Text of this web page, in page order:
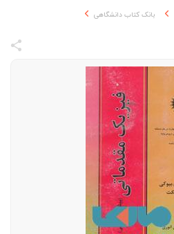
بانک کتاب دانشگاهی